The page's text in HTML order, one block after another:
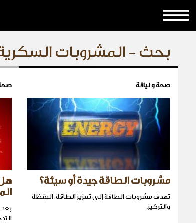
بحث - المشروبات
صحة و لياقة
مشروبات الطاقة جيدة أو سيئة؟
تهدف مشروبات الطاقة إلى تعزيز الطاقة، اليقظة
والتركيز.
صحة
هل
بعد